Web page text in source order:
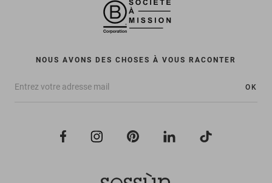
NOUS AVONS DES CHOSES À VOUS RACONTER
OK